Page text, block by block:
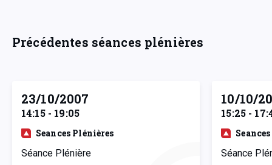
Précédentes séances plénières
23/10/2007
14:15 - 19:05
Seances Plénières
Séance Plénière
10/10/
15:25 -
Séance